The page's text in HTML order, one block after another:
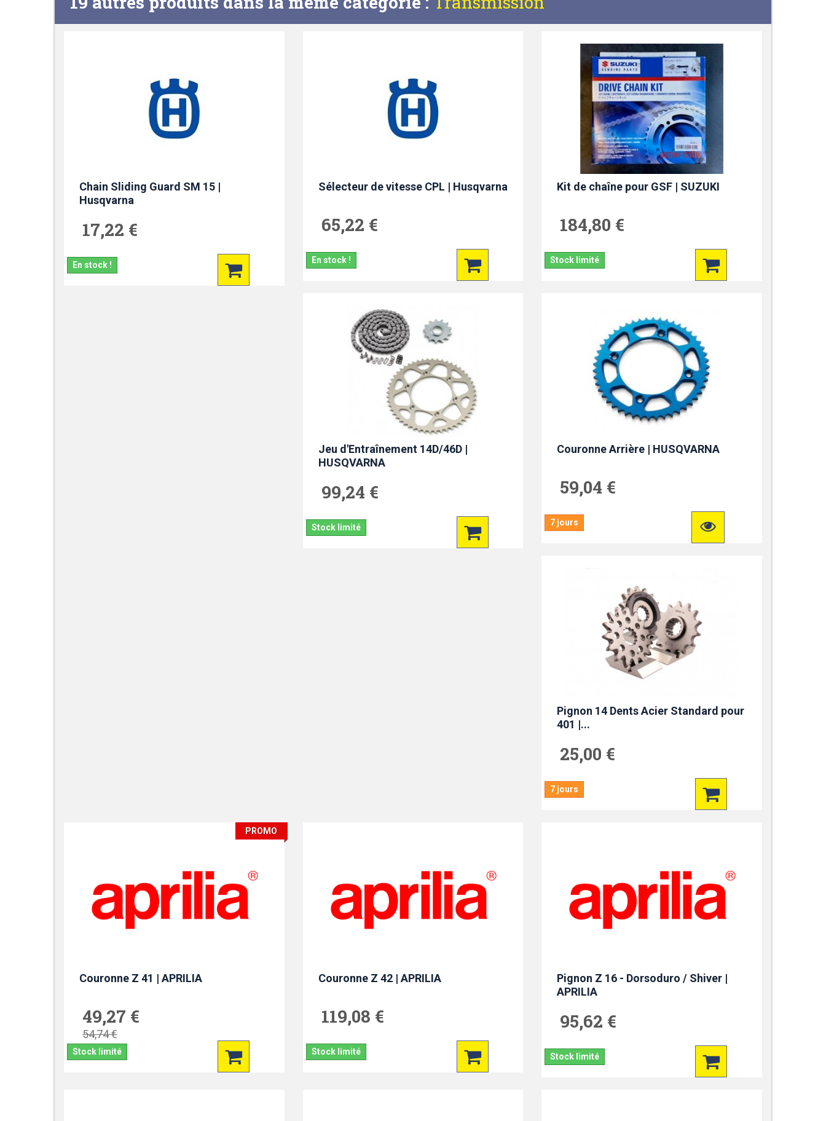
Chain Sliding Guard SM 15 |
Husqvarna
17,22 €
En stock !
Sélecteur de vitesse CPL | Husqvarna
65,22 €
En stock !
Kit de chaîne pour GSF | SUZUKI
184,80 €
Stock limité
Jeu d'Entraînement 14D/46D |
HUSQVARNA
99,24 €
Stock limité
Couronne Arrière | HUSQVARNA
59,04 €
7 jours
Pignon 14 Dents Acier Standard pour
401 |...
25,00 €
7 jours
PROMO
Couronne Z 41 | APRILIA
49,27 €
54,74 €
Stock limité
Couronne Z 42 | APRILIA
119,08 €
Stock limité
Pignon Z 16 - Dorsoduro / Shiver |
APRILIA
95,62 €
Stock limité